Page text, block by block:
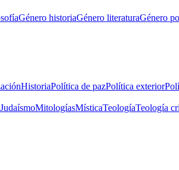
Género historiaGénero literaturaGénero
HistoriaPolítica de pazPolítica exterior
JudaísmoMitologíasMísticaTeologíaTeología